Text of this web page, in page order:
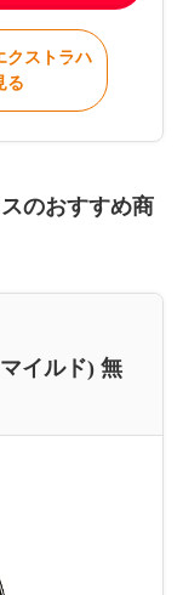
クストラハ
る
のおすすめ商
イルド) 無